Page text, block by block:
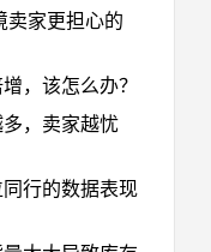
卖家更担心的
，该怎么办？
，卖家越忧
行的数据表现